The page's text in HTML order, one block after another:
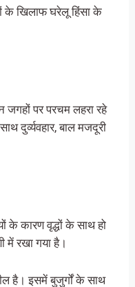
के खिलाफ घरेलू हिंसा के
जगहों पर परचम लहरा रहे
दुर्व्यवहार, बाल मजदूरी
के कारण वृद्धों के साथ हो
में रखा गया है।
है। इसमें बुजुर्गों के साथ